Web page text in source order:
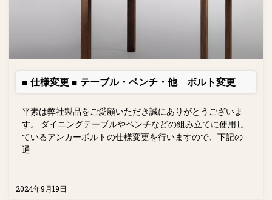
■ 仕様変更 ■ テーブル・ベンチ・他 ボルト変更
平素は弊社製品をご愛顧いただき誠にありがとうございま
す。 ダイニングテーブルやベンチなどの組み立てに使用し
ているアンカーボルトの仕様変更を行いますので、下記の
通
2024年9月19日